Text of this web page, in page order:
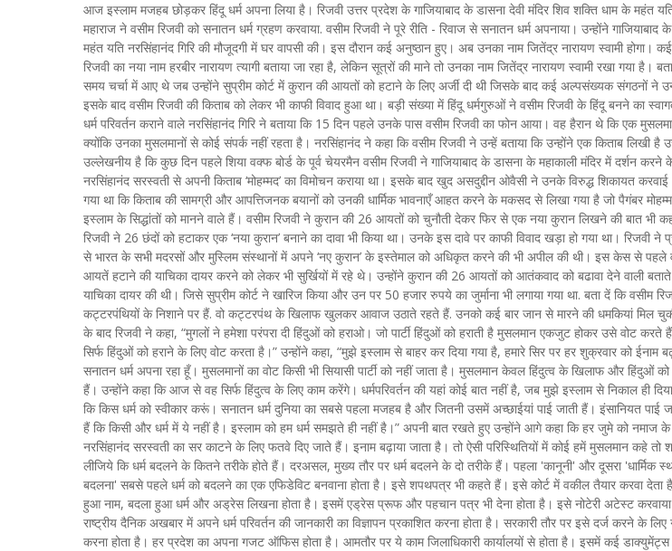
आज इस्लाम मजहब छोड़कर हिंदू धर्म अपना लिया है। रिजवी उत्तर प्रदेश के गाजियाबाद के डासना देवी मंदिर शिव शक्ति धाम के महंत यति
महाराज ने वसीम रिजवी को सनातन धर्म ग्रहण करवाया. वसीम रिजवी ने पूरे रीति - रिवाज से सनातन धर्म अपनाया। उन्होंने गाजियाबाद
महंत यति नरसिंहानंद गिरि की मौजूदगी में घर वापसी की। इस दौरान कई अनुष्ठान हुए। अब उनका नाम जितेंद्र नारायण स्वामी होगा। कई
रिजवी का नया नाम हरबीर नारायण त्यागी बताया जा रहा है, लेकिन सूत्रों की माने तो उनका नाम जितेंद्र नारायण स्वामी रखा गया है।
समय चर्चा में आए थे जब उन्होंने सुप्रीम कोर्ट में कुरान की आयतों को हटाने के लिए अर्जी दी थी जिसके बाद कई अल्पसंख्यक संगठनों ने
इसके बाद वसीम रिजवी की किताब को लेकर भी काफी विवाद हुआ था। बड़ी संख्या में हिंदू धर्मगुरुओं ने वसीम रिजवी के हिंदू बनने का
धर्म परिवर्तन कराने वाले नरसिंहानंद गिरि ने बताया कि 15 दिन पहले उनके पास वसीम रिजवी का फोन आया। वह हैरान थे कि एक
क्योंकि उनका मुसलमानों से कोई संपर्क नहीं रहता है। नरसिंहानंद ने कहा कि वसीम रिजवी ने उन्हें बताया कि उन्होंने एक किताब लिखी है
उल्लेखनीय है कि कुछ दिन पहले शिया वक्फ बोर्ड के पूर्व चेयरमैन वसीम रिजवी ने गाजियाबाद के डासना के महाकाली मंदिर में दर्शन करने
नरसिंहानंद सरस्वती से अपनी किताब ‘मोहम्मद’ का विमोचन कराया था। इसके बाद खुद असदुद्दीन ओवैसी ने उनके विरुद्ध शिकायत
गया था कि किताब की सामग्री और आपत्तिजनक बयानों को उनकी धार्मिक भावनाएँ आहत करने के मकसद से लिखा गया है जो पैगंबर
इस्लाम के सिद्धांतों को मानने वाले हैं। वसीम रिजवी ने कुरान की 26 आयतों को चुनौती देकर फिर से एक नया कुरान लिखने की बात
रिजवी ने 26 छंदों को हटाकर एक ‘नया कुरान’ बनाने का दावा भी किया था। उनके इस दावे पर काफी विवाद खड़ा हो गया था। रिजवी ने
से भारत के सभी मदरसों और मुस्लिम संस्थानों में अपने ‘नए कुरान’ के इस्तेमाल को अधिकृत करने की भी अपील की थी। इस केस से पहले
आयतें हटाने की याचिका दायर करने को लेकर भी सुर्खियों में रहे थे। उन्होंने कुरान की 26 आयतों को आतंकवाद को बढावा देने वाली बताते
याचिका दायर की थी। जिसे सुप्रीम कोर्ट ने खारिज किया और उन पर 50 हजार रुपये का जुर्माना भी लगाया गया था. बता दें कि वसीम
कट्टरपंथियों के निशाने पर हैं. वो कट्टरपंथ के खिलाफ खुलकर आवाज उठाते रहते हैं. उनको कई बार जान से मारने की धमकियां मिल
के बाद रिजवी ने कहा, “मुगलों ने हमेशा परंपरा दी हिंदुओं को हराओ। जो पार्टी हिंदुओं को हराती है मुसलमान एकजुट होकर उसे वोट
सिर्फ हिंदुओं को हराने के लिए वोट करता है।” उन्होंने कहा, “मुझे इस्लाम से बाहर कर दिया गया है, हमारे सिर पर हर शुक्रवार को ईनाम
सनातन धर्म अपना रहा हूँ। मुसलमानों का वोट किसी भी सियासी पार्टी को नहीं जाता है। मुसलमान केवल हिंदुत्व के खिलाफ और हिंदुओं
हैं। उन्होंने कहा कि आज से वह सिर्फ हिंदुत्व के लिए काम करेंगे। धर्मपरिवर्तन की यहां कोई बात नहीं है, जब मुझे इस्लाम से निकाल ही दिया
कि किस धर्म को स्वीकार करूं। सनातन धर्म दुनिया का सबसे पहला मजहब है और जितनी उसमें अच्छाईयां पाई जाती हैं। इंसानियत
हैं कि किसी और धर्म में ये नहीं है। इस्लाम को हम धर्म समझते ही नहीं है।” अपनी बात रखते हुए उन्होंने आगे कहा कि हर जुमे को नमाज के
नरसिंहानंद सरस्वती का सर काटने के लिए फतवे दिए जाते हैं। इनाम बढ़ाया जाता है। तो ऐसी परिस्थितियों में कोई हमें मुसलमान कहे तो
लीजिये कि धर्म बदलने के कितने तरीके होते हैं। दरअसल, मुख्य तौर पर धर्म बदलने के दो तरीके हैं। पहला 'कानूनी' और दूसरा 'धार्मिक
बदलना' सबसे पहले धर्म को बदलने का एक एफिडेविट बनवाना होता है। इसे शपथपत्र भी कहते हैं। इसे कोर्ट में वकील तैयार करवा देता
हुआ नाम, बदला हुआ धर्म और अड्रेस लिखना होता है। इसमें एड्रेस प्रूफ और पहचान पत्र भी देना होता है। इसे नोटेरी अटेस्ट करवाया
राष्ट्रीय दैनिक अखबार में अपने धर्म परिवर्तन की जानकारी का विज्ञापन प्रकाशित करना होता है। सरकारी तौर पर इसे दर्ज करने के
करना होता है। हर प्रदेश का अपना गजट ऑफिस होता है। आमतौर पर ये काम जिलाधिकारी कार्यालयों से होता है। इसमें कई डाक्युमेंट्स